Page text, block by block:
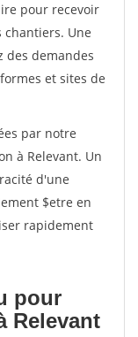
pour recevoir
chantiers. Une
des demandes
et sites de
par notre
à Relevant. Un
d'une
$etre en
rapidement
pour
Relevant